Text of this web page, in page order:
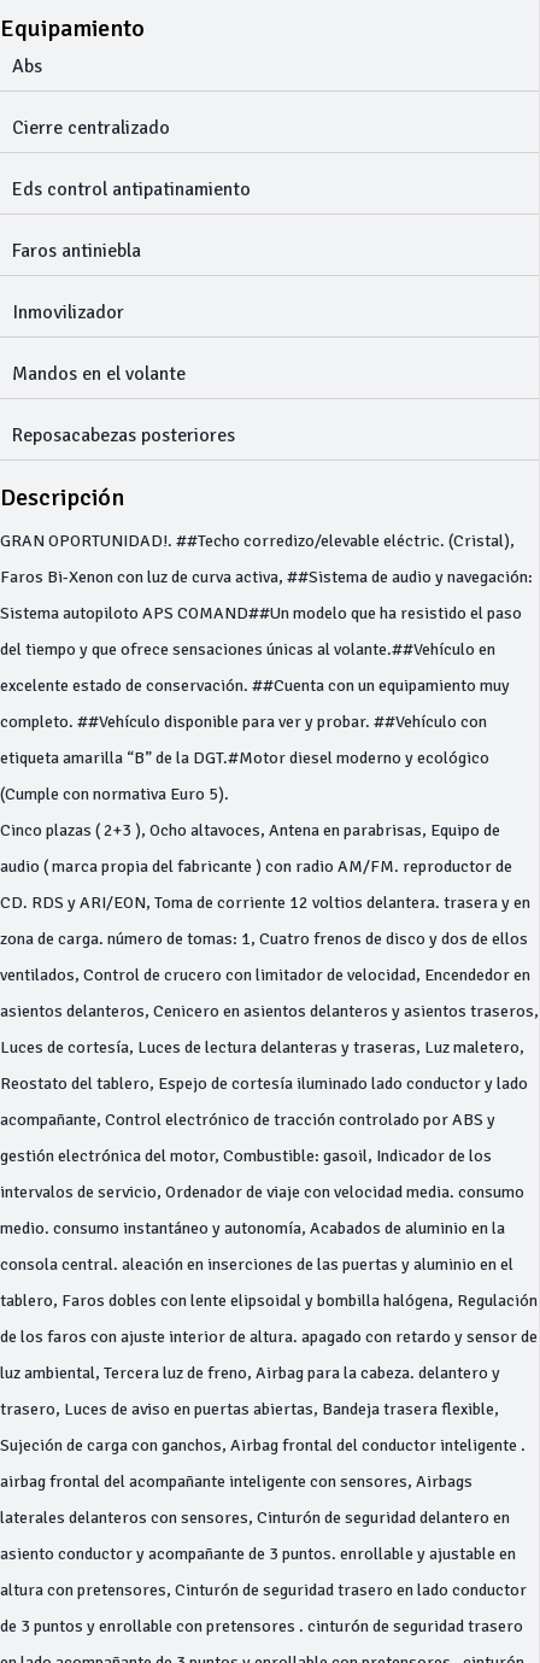
Equipamiento
Abs
Cierre centralizado
Eds control antipatinamiento
Faros antiniebla
Inmovilizador
Mandos en el volante
Reposacabezas posteriores
Descripción
GRAN OPORTUNIDAD!. ##Techo corredizo/elevable eléctric. (Cristal),
Faros Bi-Xenon con luz de curva activa, ##Sistema de audio y navegación:
Sistema autopiloto APS COMAND##Un modelo que ha resistido el paso
del tiempo y que ofrece sensaciones únicas al volante.##Vehículo en
excelente estado de conservación. ##Cuenta con un equipamiento muy
completo. ##Vehículo disponible para ver y probar. ##Vehículo con
etiqueta amarilla “B” de la DGT.#Motor diesel moderno y ecológico
(Cumple con normativa Euro 5).
Cinco plazas ( 2+3 ), Ocho altavoces, Antena en parabrisas, Equipo de
audio ( marca propia del fabricante ) con radio AM/FM. reproductor de
CD. RDS y ARI/EON, Toma de corriente 12 voltios delantera. trasera y en
zona de carga. número de tomas: 1, Cuatro frenos de disco y dos de ellos
ventilados, Control de crucero con limitador de velocidad, Encendedor en
asientos delanteros, Cenicero en asientos delanteros y asientos traseros,
Luces de cortesía, Luces de lectura delanteras y traseras, Luz maletero,
Reostato del tablero, Espejo de cortesía iluminado lado conductor y lado
acompañante, Control electrónico de tracción controlado por ABS y
gestión electrónica del motor, Combustible: gasoil, Indicador de los
intervalos de servicio, Ordenador de viaje con velocidad media. consumo
medio. consumo instantáneo y autonomía, Acabados de aluminio en la
consola central. aleación en inserciones de las puertas y aluminio en el
tablero, Faros dobles con lente elipsoidal y bombilla halógena, Regulación
de los faros con ajuste interior de altura. apagado con retardo y sensor de
luz ambiental, Tercera luz de freno, Airbag para la cabeza. delantero y
trasero, Luces de aviso en puertas abiertas, Bandeja trasera flexible,
Sujeción de carga con ganchos, Airbag frontal del conductor inteligente .
airbag frontal del acompañante inteligente con sensores, Airbags
laterales delanteros con sensores, Cinturón de seguridad delantero en
asiento conductor y acompañante de 3 puntos. enrollable y ajustable en
altura con pretensores, Cinturón de seguridad trasero en lado conductor
de 3 puntos y enrollable con pretensores . cinturón de seguridad trasero